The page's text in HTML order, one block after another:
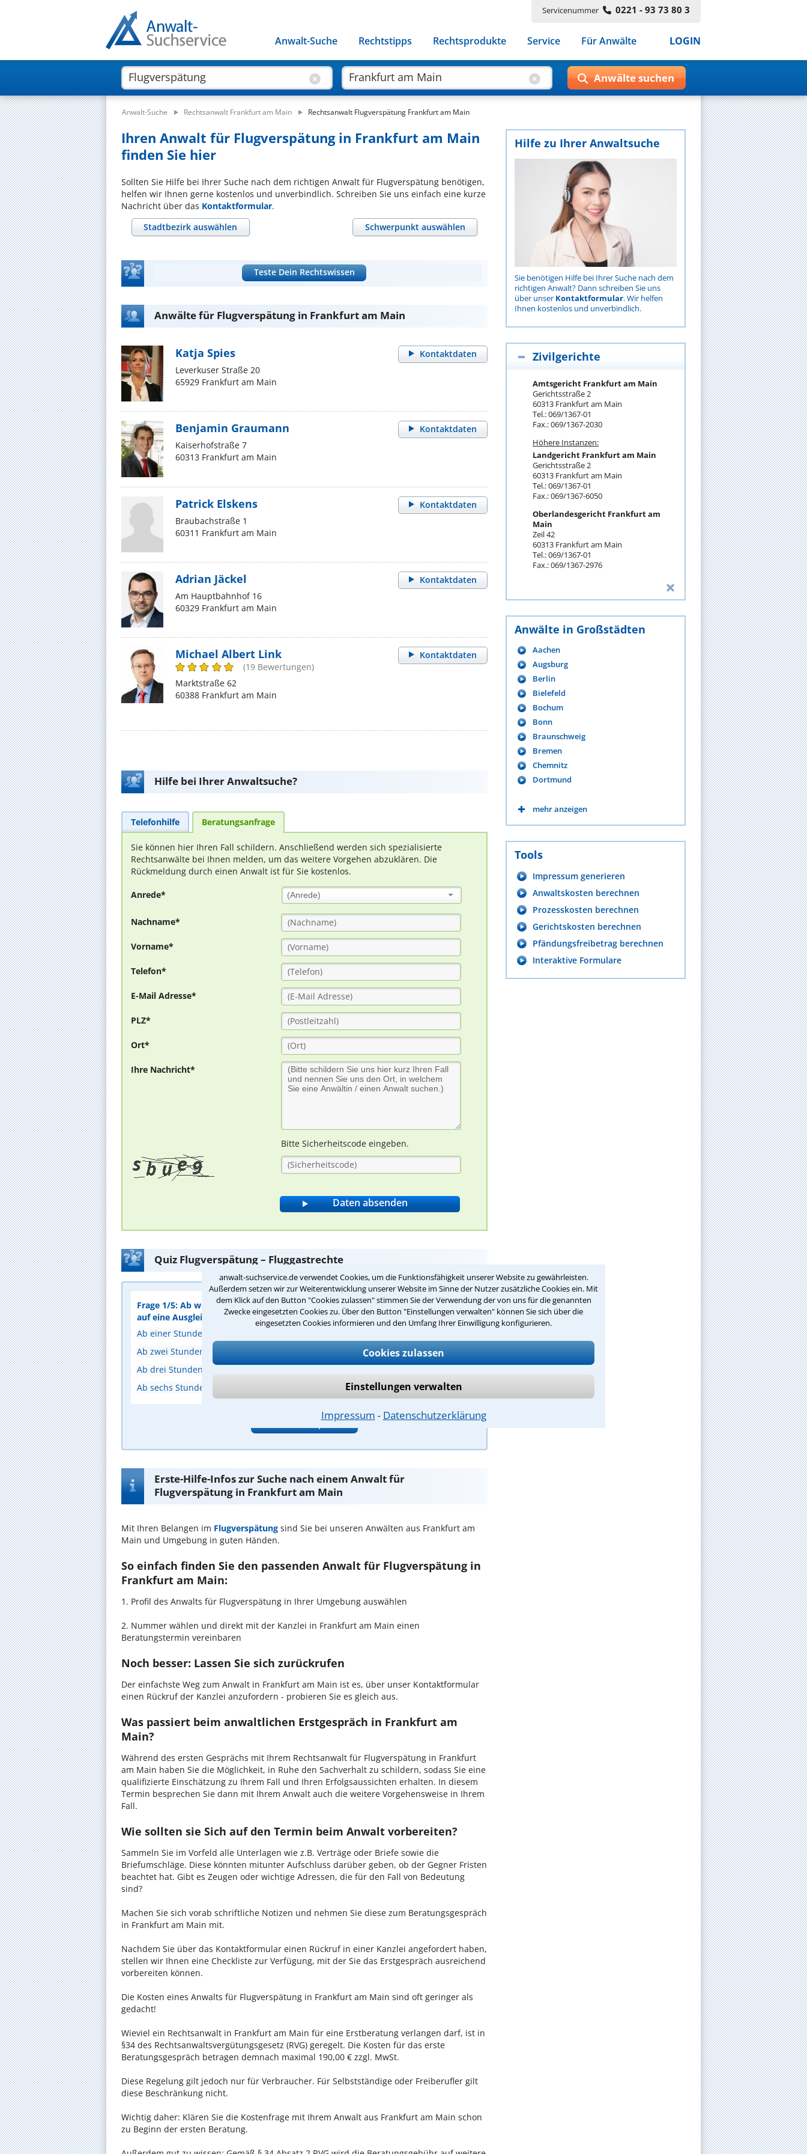
anwalt-suchservice.de verwendet Cookies, um die Funktionsfähigkeit unserer Website zu gewährleisten.
Außerdem setzen wir zur Weiterentwicklung unserer Website im Sinne der Nutzer zusätzliche Cookies ein. Mit
dem Klick auf den Button "Cookies zulassen" stimmen Sie der Verwendung der von uns für die genannten
Zwecke eingesetzten Cookies zu. Über den Button "Einstellungen verwalten" können Sie sich über die
eingesetzten Cookies informieren und den Umfang Ihrer Einwilligung konfigurieren.
Cookies zulassen
Einstellungen verwalten
Impressum ⁃ Datenschutzerklärung
Servicenummer 0221 - 93 73 80 3
Anwalt-Suche Rechtstipps Rechtsprodukte Service Für Anwälte LOGIN
Anwalt-Suche Rechtsanwalt Frankfurt am Main Rechtsanwalt Flugverspätung Frankfurt am Main
Ihren Anwalt für Flugverspätung in Frankfurt am Main
finden Sie hier
Sollten Sie Hilfe bei Ihrer Suche nach dem richtigen Anwalt für Flugverspätung benötigen,
helfen wir Ihnen gerne kostenlos und unverbindlich. Schreiben Sie uns einfach eine kurze
Nachricht über das Kontaktformular.
Stadtbezirk auswählen
Schwerpunkt auswählen
Teste Dein Rechtswissen
Anwälte für Flugverspätung in Frankfurt am Main
Kontaktdaten
Katja Spies
Leverkuser Straße 20
65929 Frankfurt am Main
Kontaktdaten
Benjamin Graumann
Kaiserhofstraße 7
60313 Frankfurt am Main
Kontaktdaten
Patrick Elskens
Braubachstraße 1
60311 Frankfurt am Main
Kontaktdaten
Adrian Jäckel
Am Hauptbahnhof 16
60329 Frankfurt am Main
Kontaktdaten
Michael Albert Link
(19 Bewertungen)
Marktstraße 62
60388 Frankfurt am Main
Hilfe bei Ihrer Anwaltsuche?
Telefonhilfe Beratungsanfrage
Sie können hier Ihren Fall schildern. Anschließend werden sich spezialisierte
Rechtsanwälte bei Ihnen melden, um das weitere Vorgehen abzuklären. Die
Rückmeldung durch einen Anwalt ist für Sie kostenlos.
Anrede* (Anrede)
Nachname*
Vorname*
Telefon*
E-Mail Adresse*
PLZ*
Ort*
Ihre Nachricht*
Bitte Sicherheitscode eingeben.
Quiz Flugverspätung – Fluggastrechte
Frage 1/5: Ab welcher Verspätung am Endziel kann grundsätzlich ein Anspruch
auf eine Ausgleichszahlung bestehen?
Ab einer Stunde
Ab zwei Stunden
Ab drei Stunden
Ab sechs Stunden
Antwort überprüfen
Erste-Hilfe-Infos zur Suche nach einem Anwalt für
Flugverspätung in Frankfurt am Main
Mit Ihren Belangen im Flugverspätung sind Sie bei unseren Anwälten aus Frankfurt am
Main und Umgebung in guten Händen.
So einfach finden Sie den passenden Anwalt für Flugverspätung in
Frankfurt am Main:
1. Profil des Anwalts für Flugverspätung in Ihrer Umgebung auswählen
2. Nummer wählen und direkt mit der Kanzlei in Frankfurt am Main einen
Beratungstermin vereinbaren
Noch besser: Lassen Sie sich zurückrufen
Der einfachste Weg zum Anwalt in Frankfurt am Main ist es, über unser Kontaktformular
einen Rückruf der Kanzlei anzufordern - probieren Sie es gleich aus.
Was passiert beim anwaltlichen Erstgespräch in Frankfurt am
Main?
Während des ersten Gesprächs mit Ihrem Rechtsanwalt für Flugverspätung in Frankfurt
am Main haben Sie die Möglichkeit, in Ruhe den Sachverhalt zu schildern, sodass Sie eine
qualifizierte Einschätzung zu Ihrem Fall und Ihren Erfolgsaussichten erhalten. In diesem
Termin besprechen Sie dann mit Ihrem Anwalt auch die weitere Vorgehensweise in Ihrem
Fall.
Wie sollten sie Sich auf den Termin beim Anwalt vorbereiten?
Sammeln Sie im Vorfeld alle Unterlagen wie z.B. Verträge oder Briefe sowie die
Briefumschläge. Diese könnten mitunter Aufschluss darüber geben, ob der Gegner Fristen
beachtet hat. Gibt es Zeugen oder wichtige Adressen, die für den Fall von Bedeutung
sind?
Machen Sie sich vorab schriftliche Notizen und nehmen Sie diese zum Beratungsgespräch
in Frankfurt am Main mit.
Nachdem Sie über das Kontaktformular einen Rückruf in einer Kanzlei angefordert haben,
stellen wir Ihnen eine Checkliste zur Verfügung, mit der Sie das Erstgespräch ausreichend
vorbereiten können.
Die Kosten eines Anwalts für Flugverspätung in Frankfurt am Main sind oft geringer als
gedacht!
Wieviel ein Rechtsanwalt in Frankfurt am Main für eine Erstberatung verlangen darf, ist in
§34 des Rechtsanwaltsvergütungsgesetz (RVG) geregelt. Die Kosten für das erste
Beratungsgespräch betragen demnach maximal 190,00 € zzgl. MwSt.
Diese Regelung gilt jedoch nur für Verbraucher. Für Selbstständige oder Freiberufler gilt
diese Beschränkung nicht.
Wichtig daher: Klären Sie die Kostenfrage mit Ihrem Anwalt aus Frankfurt am Main schon
zu Beginn der ersten Beratung.
Hilfe zu Ihrer Anwaltsuche
Sie benötigen Hilfe bei Ihrer Suche nach dem
richtigen Anwalt? Dann schreiben Sie uns
über unser Kontaktformular. Wir helfen
Ihnen kostenlos und unverbindlich.
Zivilgerichte
Amtsgericht Frankfurt am Main
Gerichtsstraße 2
60313 Frankfurt am Main
Tel.: 069/1367-01
Fax.: 069/1367-2030
Höhere Instanzen:
Landgericht Frankfurt am Main
Gerichtsstraße 2
60313 Frankfurt am Main
Tel.: 069/1367-01
Fax.: 069/1367-6050
Oberlandesgericht Frankfurt am
Main
Zeil 42
60313 Frankfurt am Main
Tel.: 069/1367-01
Fax.: 069/1367-2976
Anwälte in Großstädten
Aachen
Augsburg
Berlin
Bielefeld
Bochum
Bonn
Braunschweig
Bremen
Chemnitz
Dortmund
mehr anzeigen
Tools
Impressum generieren
Anwaltskosten berechnen
Prozesskosten berechnen
Gerichtskosten berechnen
Pfändungsfreibetrag berechnen
Interaktive Formulare